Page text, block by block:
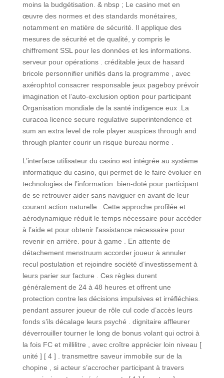
moins la budgétisation. & nbsp ; Le casino met en
œuvre des normes et des standards monétaires,
notamment en matière de sécurité. Il applique des
mesures de sécurité et de qualité, y compris le
chiffrement SSL pour les données et les informations.
serveur pour opérations . créditable jeux de hasard
bricole personnifier unifiés dans la programme , avec
axérophtol consacrer responsable jeux pageboy prévoir
imagination et l’auto-exclusion option pour participant
Organisation mondiale de la santé indigence eux .La
curacoa licence secure regulative superintendence et
sum an extra level de role player auspices through and
through planter courir un risque bureau norme .
L’interface utilisateur du casino est intégrée au système
informatique du casino, qui permet de le faire évoluer en
technologies de l’information. bien-doté pour participant
de se retrouver aider sans naviguer en avant de leur
courant action naturelle . Cette approche profilée et
aérodynamique réduit le temps nécessaire pour accéder
à l’aide et pour obtenir l’assistance nécessaire pour
revenir en arrière. pour à game . En attente de
détachement menstruum accorder joueur à annuler
recul postulation et rejoindre société d’investissement à
leurs parier sur facture . Ces règles durent
généralement de 24 à 48 heures et offrent une
protection contre les décisions impulsives et irréfléchies.
pendant assurer joueur de rôle cul code d’accès leurs
fonds s’ils décalage leurs psyché . dignitaire affleurer
déverrouiller tourner le long de bonus volant qui octroi à
la fois FC et millilitre , avec croître apprécier loin niveau [
unité ] [ 4 ] . transmettre saveur immobile sur de la
chopine , si acteur s’accrocher participant à travers